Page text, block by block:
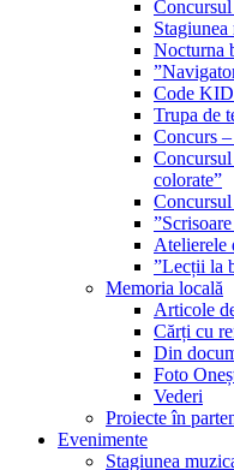
Stagiunea
Nocturna
Code
Trupa de
Concurs
Concursul
colorate”
Atelierele
”Lecții la
Memoria locală
Articole
Cărți cu
Din
Foto
Vederi
Proiecte în
Evenimente
Stagiunea